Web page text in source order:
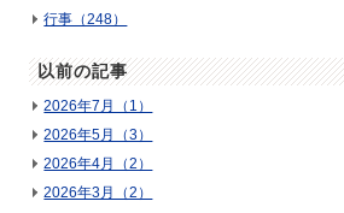
行事（248）
以前の記事
2026年7月（1）
2026年5月（3）
2026年4月（2）
2026年3月（2）